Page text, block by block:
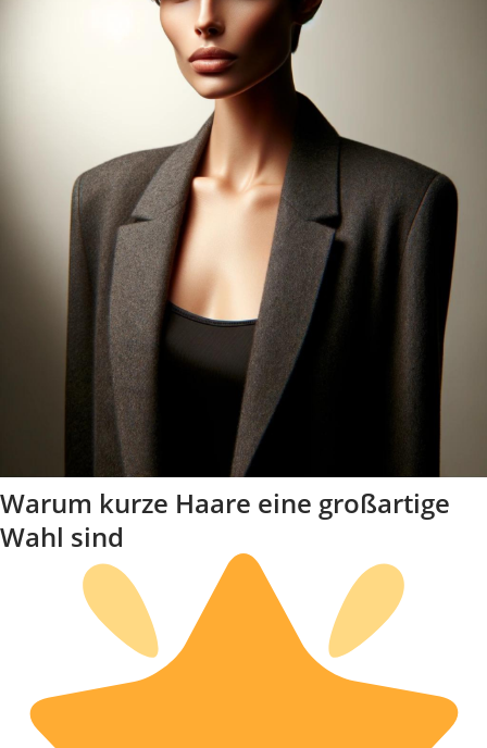
Warum kurze Haare eine großartige
Wahl sind